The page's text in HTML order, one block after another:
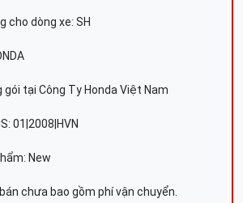
cho dòng xe: SH
gói tại Công Ty Honda Việt Nam
01|2008|HVN
New
chưa bao gồm phí vận chuyển.